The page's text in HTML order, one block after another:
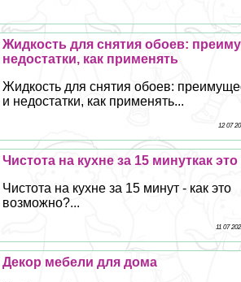
Жидкость для снятия обоев:
недостатки, как применять
Жидкость для снятия обоев:
и недостатки, как применять...
12 07
Чистота на кухне за 15 минуткак
Чистота на кухне за 15 минут - как это
возможно?...
11 07
Декор мебели для дома